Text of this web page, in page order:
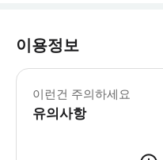
이용정보
이런건 주의하세요
유의사항